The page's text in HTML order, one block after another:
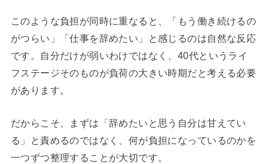
このような負担が同時に重なると、「もう働き続けるの
がつらい」「仕事を辞めたい」と感じるのは自然な反応
です。自分だけが弱いわけではなく、40代というライ
フステージそのものが負荷の大きい時期だと考える必要
があります。
だからこそ、まずは「辞めたいと思う自分は甘えてい
る」と責めるのではなく、何が負担になっているのかを
一つずつ整理することが大切です。